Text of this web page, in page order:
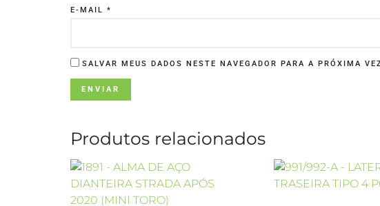
E-MAIL *
SALVAR MEUS DADOS NESTE NAVEGADOR PARA A PRÓXIMA
Produtos relacionados